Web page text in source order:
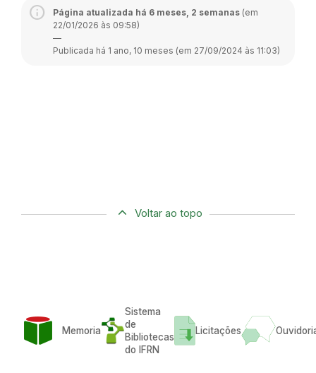
Página atualizada há 6 meses, 2 semanas (em
22/01/2026 às 09:58)
—
Publicada há 1 ano, 10 meses (em 27/09/2024 às 11:03)
Voltar ao topo
Memoria
Sistema
de
Bibliotecas
do IFRN
Licitações